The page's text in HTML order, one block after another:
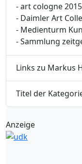
- art cologne 2015
- Daimler Art
- Medienturm
- Sammlung
Links zu Markus
Titel der
Anzeige